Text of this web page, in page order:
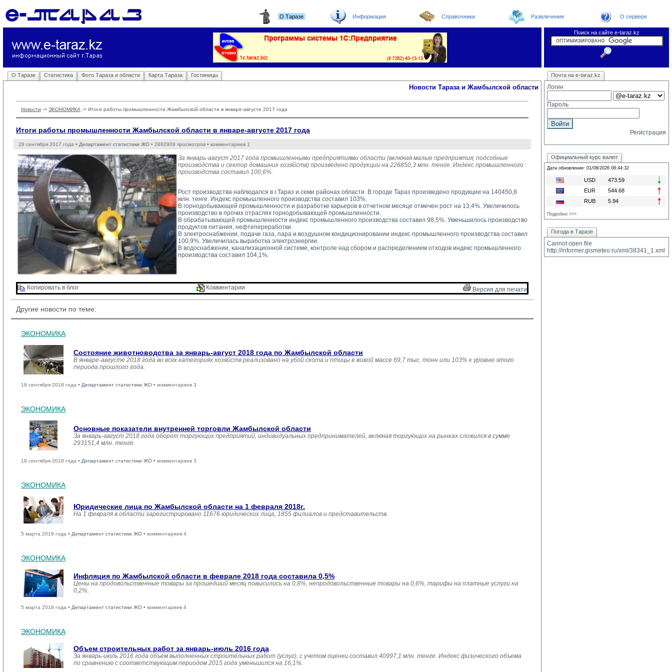
О Таразе Информация Справочники Развлечения О сервере
Поиск на сайте e-taraz.kz
О Таразе Статистика Фото Тараза и области Карта Тараза Гостиницы Новости Погода в Таразе
Телефоный справочник
Видеоконференция
Новости e-taraz
Новости Тараза и Жамбылской области
Новости -> ЭКОНОМИКА -> Итоги работы промышленности Жамбылской области в январе-августе 2017 года
Итоги работы промышленности Жамбылской области в январе-августе 2017 года
28 сентября 2017 года • Департамент статистики ЖО • 2892909 просмотров • комментариев 1
За январь-август 2017 года промышленными предприятиями области (включая малые предприятия, подсобные
производства и сектор домашних хозяйств) произведено продукции на 226850,3 млн. тенге. Индекс промышленного
производства составил 100,6%.
Рост производства наблюдался в г.Тараз и семи районах области. В городе Тараз произведено продукции на 140450,8
млн. тенге. Индекс промышленного производства составил 103%.
В горнодобывающей промышленности и разработке карьеров в отчетном месяце отмечен рост на 13,4%. Увеличилось
производство в прочих отраслях горнодобывающей промышленности.
В обрабатывающей промышленности индекс промышленного производства составил 98,5%. Уменьшилось производство
продуктов питания, нефтепереработки.
В электроснабжении, подаче газа, пара и воздушном кондиционировании индекс промышленного производства составил
100,9%. Увеличилась выработка электроэнергии.
В водоснабжении, канализационной системе, контроле над сбором и распределением отходов индекс промышленного
производства составил 104,1%.
Копировать в блог Комментарии Версия для печати
Другие новости по теме:
ЭКОНОМИКА
Состояние животноводства за январь-август 2018 года по Жамбылской области
В январе-августе 2018 года во всех категориях хозяйств реализовано на убой скота и птицы в живой массе 69,7 тыс. тонн или 103% к уровню этого
периода прошлого года.
18 сентября 2018 года • Департамент статистики ЖО • комментариев 3
ЭКОНОМИКА
Основные показатели внутренней торговли Жамбылской области
За январь-август 2018 года оборот торгующих предприятий, индивидуальных предпринимателей, включая торгующих на рынках сложился в сумме
293151,4 млн. тенге.
18 сентября 2018 года • Департамент статистики ЖО • комментариев 3
ЭКОНОМИКА
Юридические лица по Жамбылской области на 1 февраля 2018г.
На 1 февраля в области зарегистрировано 11676 юридических лица, 1855 филиалов и представительств.
5 марта 2018 года • Департамент статистики ЖО • комментариев 4
ЭКОНОМИКА
Инфляция по Жамбылской области в феврале 2018 года составила 0,5%
Цены на продовольственные товары за прошедший месяц повысились на 0,8%, непродовольственные товары на 0,6%, тарифы на платные услуги на
0,2%.
5 марта 2018 года • Департамент статистики ЖО • комментариев 4
ЭКОНОМИКА
Объем строительных работ за январь-июль 2016 года
За январь-июль 2016 года объем выполненных строительных работ (услуг), с учетом оценки составил 40997,1 млн. тенге. Индекс физического объема
по сравнению с соответствующим периодом 2015 года уменьшился на 16,1%.
Почта на e-taraz.kz
Логин
Пароль
Регистрация
Официальный курс валют
Дата обновления: 01/08/2026 08:44:32
USD
473.59
EUR
544.68
RUB
5.94
Подробно >>>
Погода в Таразе
Cannot open file
http://informer.gismeteo.ru/xml/38341_1.xml